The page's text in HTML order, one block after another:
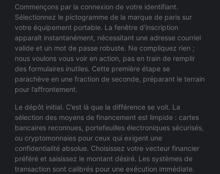
Commençons par la connexion de votre identifiant.
Sélectionnez le pictogramme de la marque de paris sur
votre équipement portable. La fenêtre d’inscription
apparaît instantanément, nécessitant une adresse courriel
valide et un mot de passe robuste. Ne compliquez rien ;
nous voulons vous voir en action, pas en train de remplir
des formulaires inutiles. Cette première étape se
parachève en une fraction de seconde, préparant le terrain
pour l’affrontement.
Le dépôt initial. C’est là que la différence se voit. La
sélection des moyens de financement est limpide : cartes
bancaires reconnues, portefeuilles électroniques sécurisés,
ou cryptomonnaies pour ceux qui exigent une
confidentialité absolue. Choisissez votre vecteur financier
préféré et saisissez le montant désiré. Les systèmes de
transaction sont calibrés pour une exécution immédiate.